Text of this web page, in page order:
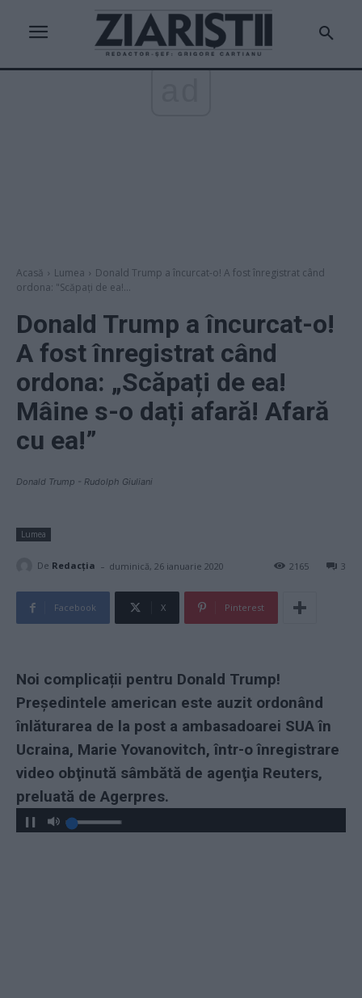
Acasă Lumea
Donald Trump a încurcat-o! A fost înregistrat când
ordona: "Scăpați de ea!...
Donald Trump a încurcat-o!
A fost înregistrat când
ordona: „Scăpați de ea!
Mâine s-o dați afară! Afară
cu ea!”
Donald Trump - Rudolph Giuliani
Lumea
De Redacţia - duminică, 26 ianuarie 2020 3
2165
Facebook X Pinterest
Noi complicații pentru Donald Trump!
Preşedintele american este auzit ordonând
înlăturarea de la post a ambasadoarei SUA în
Ucraina, Marie Yovanovitch, într-o înregistrare
video obţinută sâmbătă de agenţia Reuters,
preluată de Agerpres.
Play